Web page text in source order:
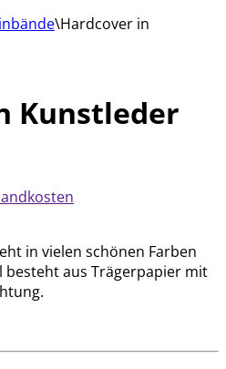
\Hardcover in
Kunstleder
in vielen schönen Farben
besteht aus Trägerpapier mit